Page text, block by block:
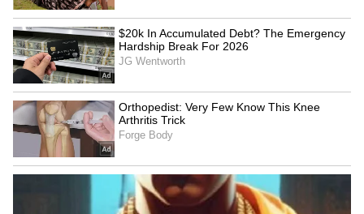
Image Credit :Instagram
అనుష్క శర్మ
అనుష్క శర్మ నవ్వులో కూడా బాలీవుడ్‌లోకి వచ్చిన కొత్త
రోజులకీ, ఇప్పటికీ చాలా తేడా కనిపిస్తుంది. ఆమె కూడా
డెంటల్ వెనీర్స్ ట్రీట్‌మెంట్ చేయించుకుందని వార్తలు
ఉన్నాయి.